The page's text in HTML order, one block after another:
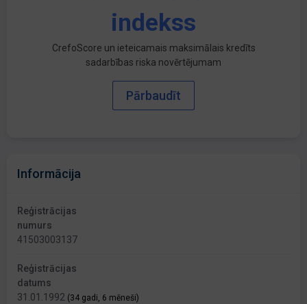
indekss
CrefoScore un ieteicamais maksimālais kredīts
sadarbības riska novērtējumam
Pārbaudīt
Informācija
Reģistrācijas
numurs
41503003137
Reģistrācijas
datums
31.01.1992 (34 gadi, 6 mēneši)